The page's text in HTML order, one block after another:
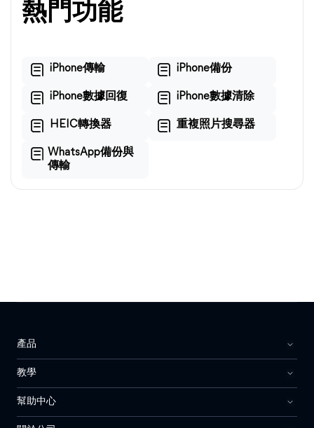
熱門功能
iPhone傳輸 iPhone備份
iPhone數據回復 iPhone數據清除
HEIC轉換器 重複照片搜尋器
WhatsApp備份與
傳輸
產品
教學
幫助中心